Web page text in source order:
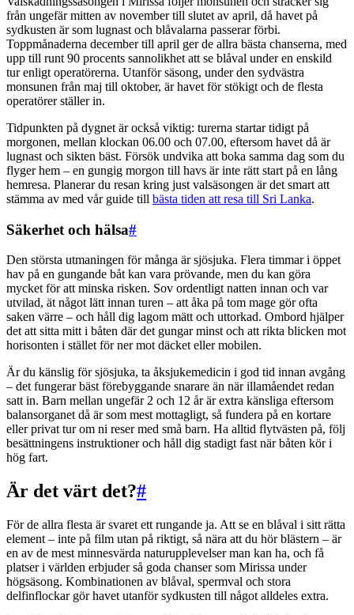
från ungefär mitten av november till slutet av april, då havet på
sydkusten är som lugnast och blåvalarna passerar förbi.
Toppmånaderna december till april ger de allra bästa chanserna, med
upp till runt 90 procents sannolikhet att se blåval under en enskild
tur enligt operatörerna. Utanför säsong, under den sydvästra
monsunen från maj till oktober, är havet för stökigt och de flesta
operatörer ställer in.
Tidpunkten på dygnet är också viktig: turerna startar tidigt på
morgonen, mellan klockan 06.00 och 07.00, eftersom havet då är
lugnast och sikten bäst. Försök undvika att boka samma dag som du
flyger hem – en gungig morgon till havs är inte rätt start på en lång
hemresa. Planerar du resan kring just valsäsongen är det smart att
stämma av med vår guide till bästa tiden att resa till Sri Lanka.
Säkerhet och hälsa#
Den största utmaningen för många är sjösjuka. Flera timmar i öppet
hav på en gungande båt kan vara prövande, men du kan göra
mycket för att minska risken. Sov ordentligt natten innan och var
utvilad, ät något lätt innan turen – att åka på tom mage gör ofta
saken värre – och håll dig lagom mätt och uttorkad. Ombord hjälper
det att sitta mitt i båten där det gungar minst och att rikta blicken mot
horisonten i stället för ner mot däcket eller mobilen.
Är du känslig för sjösjuka, ta åksjukemedicin i god tid innan avgång
– det fungerar bäst förebyggande snarare än när illamåendet redan
satt in. Barn mellan ungefär 2 och 12 år är extra känsliga eftersom
balansorganet då är som mest mottagligt, så fundera på en kortare
eller privat tur om ni reser med små barn. Ha alltid flytvästen på, följ
besättningens instruktioner och håll dig stadigt fast när båten kör i
hög fart.
Är det värt det?#
För de allra flesta är svaret ett rungande ja. Att se en blåval i sitt rätta
element – inte på film utan på riktigt, så nära att du hör blästern – är
en av de mest minnesvärda naturupplevelser man kan ha, och få
platser i världen erbjuder så goda chanser som Mirissa under
högsäsong. Kombinationen av blåval, spermval och stora
delfinflockar gör havet utanför sydkusten till något alldeles extra.